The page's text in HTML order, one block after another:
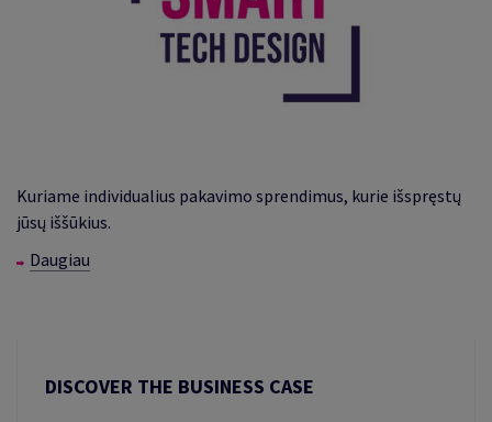
Kuriame individualius pakavimo sprendimus, kurie išspręstų
jūsų iššūkius.
Daugiau
DISCOVER THE BUSINESS CASE